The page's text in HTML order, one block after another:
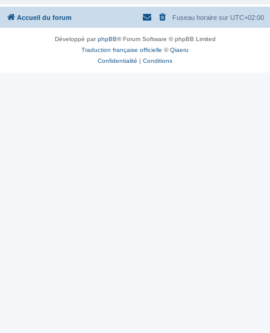
Accueil du forum Fuseau horaire sur UTC+02:00
Développé parphpBB® Forum Software © phpBB Limited
Traduction française officielle ©Qiaeru
Confidentialité | Conditions